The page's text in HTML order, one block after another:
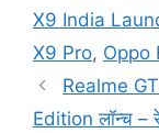
X9 India
X9 Pro, Oppo
Realme
Edition लॉन्च –